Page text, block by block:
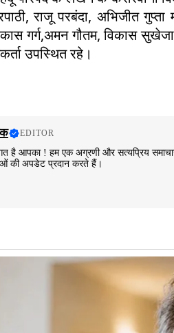
राजू परबंदा, अभिजीत
गर्ग,अमन गौतम, विकास
उपस्थित रहे।
EDITOR
है आपका ! हम एक अग्रणी और सत्यप्रिय
की अपडेट प्रदान करते हैं।